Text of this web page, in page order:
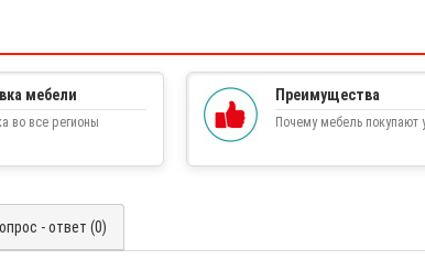
мебели
во все регионы
Преимущества
Почему мебель покупают
- ответ (0)